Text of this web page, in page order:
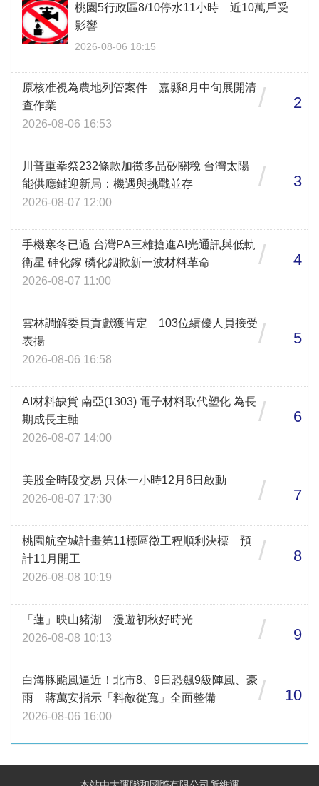
桃園5行政區8/10停水11小時 近10萬戶受
影響
2026-08-06 18:15
原核准視為農地列管案件 嘉縣8月中旬展開清
查作業
2026-08-06 16:53
/ 2
川普重拳祭232條款加徵多晶矽關稅 台灣太陽
能供應鏈迎新局：機遇與挑戰並存
2026-08-07 12:00
/ 3
手機寒冬已過 台灣PA三雄搶進AI光通訊與低軌
衛星 砷化鎵 磷化銦掀新一波材料革命
2026-08-07 11:00
/ 4
雲林調解委員貢獻獲肯定 103位績優人員接受
表揚
2026-08-06 16:58
/ 5
AI材料缺貨 南亞(1303) 電子材料取代塑化 為長
期成長主軸
2026-08-07 14:00
/ 6
美股全時段交易 只休一小時12月6日啟動
2026-08-07 17:30
/ 7
桃園航空城計畫第11標區徵工程順利決標 預
計11月開工
2026-08-08 10:19
/ 8
「蓮」映山豬湖 漫遊初秋好時光
2026-08-08 10:13
/ 9
白海豚颱風逼近！北市8、9日恐飆9級陣風、豪
雨 蔣萬安指示「料敵從寬」全面整備
2026-08-06 16:00
/ 10